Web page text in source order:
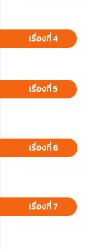
เรื่องที่ 4
เรื่องที่ 5
เรื่องที่ 6
เรื่องที่ 7